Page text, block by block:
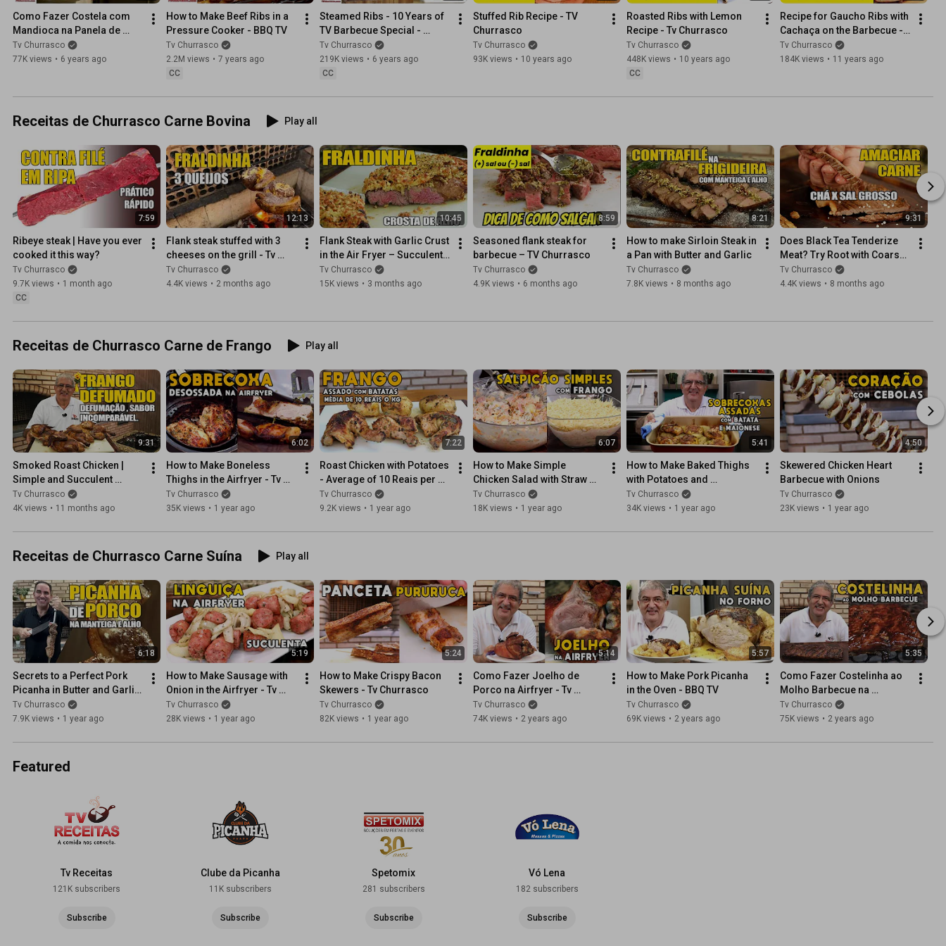
Como Fazer Costela com
Mandioca na Panela de
Pressão - TvChurrasco
Tv Churrasco
77K views • 6 years ago
How to Make Beef Ribs in a
Pressure Cooker - BBQ TV
Tv Churrasco
2.2M views • 7 years ago
CC
Steamed Ribs - 10 Years of
TV Barbecue Special -
Barbecue Manual Part 1
Tv Churrasco
219K views • 6 years ago
CC
Stuffed Rib Recipe - TV
Churrasco
Tv Churrasco
93K views • 10 years ago
Roasted Ribs with Lemon
Recipe - Tv Churrasco
Tv Churrasco
448K views • 10 years ago
CC
Recipe for Gaucho Ribs with
Cachaça on the Barbecue -
Tv Churrasco
Tv Churrasco
184K views • 11 years ago
Receitas de Churrasco Carne Bovina Play all
7:59
Ribeye steak | Have you ever
cooked it this way?
Tv Churrasco
9.7K views • 1 month ago
CC
12:13
Flank steak stuffed with 3
cheeses on the grill - Tv
Churrasco
Tv Churrasco
4.4K views • 2 months ago
10:45
Flank Steak with Garlic Crust
in the Air Fryer – Succulent
and Crispy! - TvChurrasco
Tv Churrasco
15K views • 3 months ago
8:59
Seasoned flank steak for
barbecue – TV Churrasco
Tv Churrasco
4.9K views • 6 months ago
8:21
How to make Sirloin Steak in
a Pan with Butter and Garlic
Tv Churrasco
7.8K views • 8 months ago
9:31
Does Black Tea Tenderize
Meat? Try Root with Coarse
Salt!
Tv Churrasco
4.4K views • 8 months ago
Receitas de Churrasco Carne de Frango Play all
9:31
Smoked Roast Chicken |
Simple and Succulent
Recipe
Tv Churrasco
4K views • 11 months ago
6:02
How to Make Boneless
Thighs in the Airfryer - Tv
Churrasco
Tv Churrasco
35K views • 1 year ago
7:22
Roast Chicken with Potatoes
- Average of 10 Reais per
KG
Tv Churrasco
9.2K views • 1 year ago
6:07
How to Make Simple
Chicken Salad with Straw
Potatoes
Tv Churrasco
18K views • 1 year ago
5:41
How to Make Baked Thighs
with Potatoes and
Mayonnaise
Tv Churrasco
34K views • 1 year ago
4:50
Skewered Chicken Heart
Barbecue with Onions
Tv Churrasco
23K views • 1 year ago
Receitas de Churrasco Carne Suína Play all
6:18
Secrets to a Perfect Pork
Picanha in Butter and Garlic
- TvChurrasco
Tv Churrasco
7.9K views • 1 year ago
5:19
How to Make Sausage with
Onion in the Airfryer - Tv
Churrasco
Tv Churrasco
28K views • 1 year ago
5:24
How to Make Crispy Bacon
Skewers - Tv Churrasco
Tv Churrasco
82K views • 1 year ago
5:14
Como Fazer Joelho de
Porco na Airfryer - Tv
Churrasco
Tv Churrasco
74K views • 2 years ago
5:57
How to Make Pork Picanha
in the Oven - BBQ TV
Tv Churrasco
69K views • 2 years ago
5:35
Como Fazer Costelinha ao
Molho Barbecue na
Churrasqueira - Tv
Churrasco
Tv Churrasco
75K views • 2 years ago
Featured
Tv Receitas
121K subscribers
Subscribe
Clube da Picanha
11K subscribers
Subscribe
Spetomix
281 subscribers
Subscribe
Vó Lena
182 subscribers
Subscribe